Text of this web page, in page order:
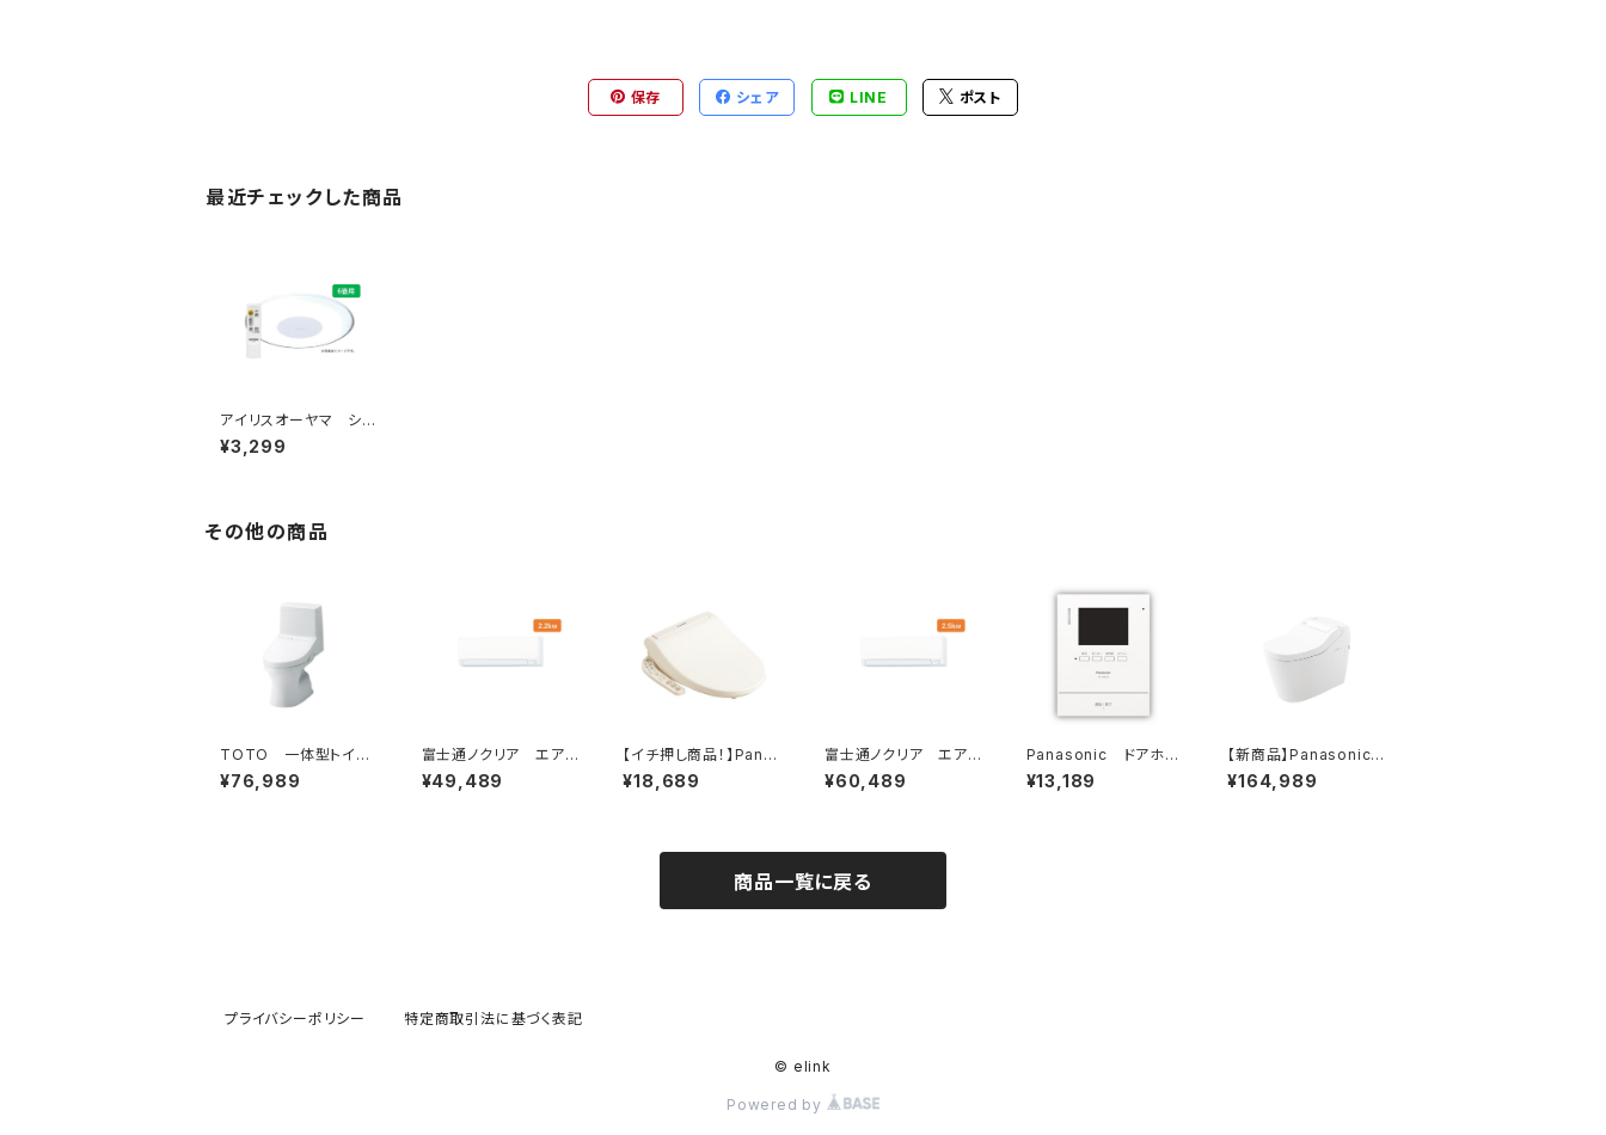
保存 シェア LINE ポスト
最近チェックした商品
アイリスオーヤマ シー
リングライト 6畳
¥3,299
その他の商品
TOTO 一体型トイレ
ZJ
¥76,989
富士通ノクリア エアコ
ン AHシリーズ2025
年 2.2kw
¥49,489
【イチ押し商品！】Pana
sonic ビューティ・ト
ワレ
¥18,689
富士通ノクリア エアコ
ン AHシリーズ2025
年 2.5kw
¥60,489
Panasonic ドアホ
ン VL-SE31XL
¥13,189
【新商品】Panasonic
アラウーノS160
¥164,989
商品一覧に戻る
プライバシーポリシー 特定商取引法に基づく表記
© elink
Powered by